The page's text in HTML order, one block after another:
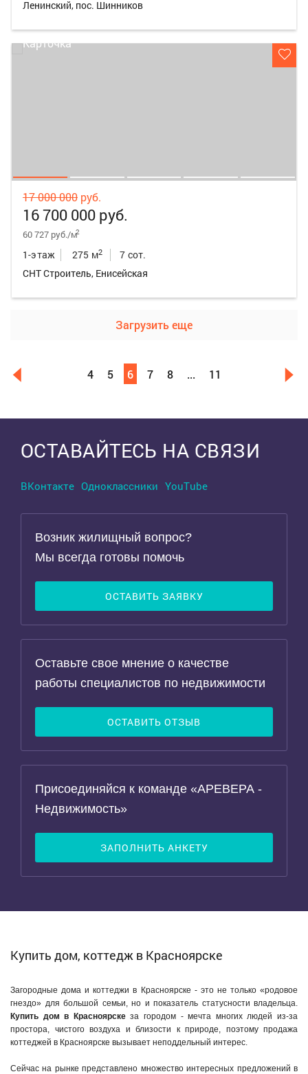
Ленинский, пос. Шинников
17 000 000 руб.
16 700 000 руб.
60 727 руб./м2
1-этаж 275 м2
7 сот.
СНТ Строитель, Енисейская
Загрузить еще
4 5 6 7 8 ... 11
ОСТАВАЙТЕСЬ НА СВЯЗИ
ВКонтакте Одноклассники YouTube
Возник жилищный вопрос?
Мы всегда готовы помочь
ОСТАВИТЬ ЗАЯВКУ
Оставьте свое мнение о качестве
работы специалистов по недвижимости
ОСТАВИТЬ ОТЗЫВ
Присоединяйся к команде «АРЕВЕРА -
Недвижимость»
ЗАПОЛНИТЬ АНКЕТУ
Купить дом, коттедж в Красноярске
Загородные дома и коттеджи в Красноярске - это не только «родовое
гнездо» для большой семьи, но и показатель статусности владельца.
Купить дом в Красноярскеза городом - мечта многих людей из-за
простора, чистого воздуха и близости к природе, поэтому продажа
коттеджей в Красноярске вызывает неподдельный интерес.
Сейчас на рынке представлено множество интересных предложений в